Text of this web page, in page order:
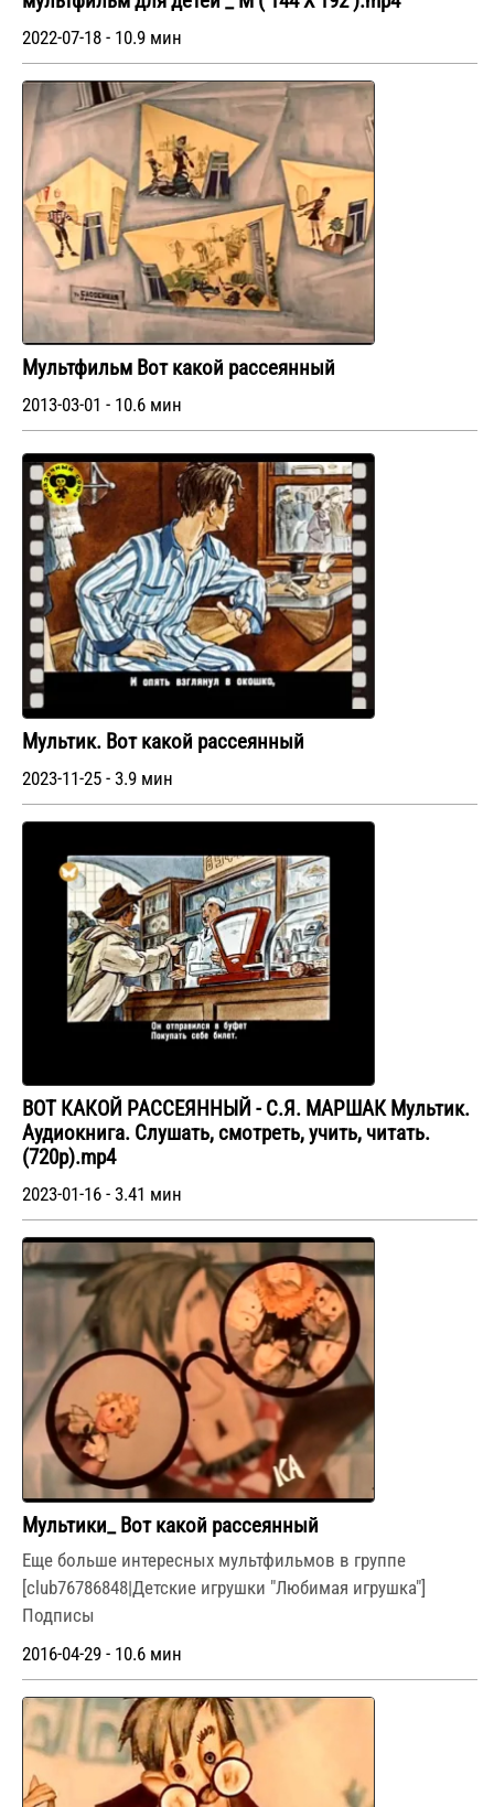
2022-07-18 - 10.9 мин
Мультфильм Вот какой рассеянный
2013-03-01 - 10.6 мин
Мультик. Вот какой рассеянный
2023-11-25 - 3.9 мин
ВОТ КАКОЙ РАССЕЯННЫЙ - С.Я. МАРШАК Мультик.
Аудиокнига. Слушать, смотреть, учить, читать.
(720p).mp4
2023-01-16 - 3.41 мин
Мультики_ Вот какой рассеянный
Еще больше интересных мультфильмов в группе
[club76786848|Детские игрушки "Любимая игрушка"]
Подписы
2016-04-29 - 10.6 мин